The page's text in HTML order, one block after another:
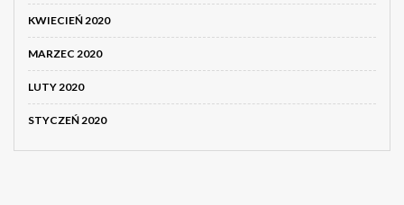
KWIECIEŃ 2020
MARZEC 2020
LUTY 2020
STYCZEŃ 2020